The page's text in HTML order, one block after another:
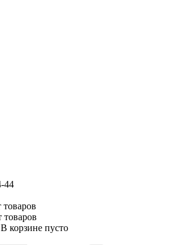
44
товаров
товаров
В корзине пусто